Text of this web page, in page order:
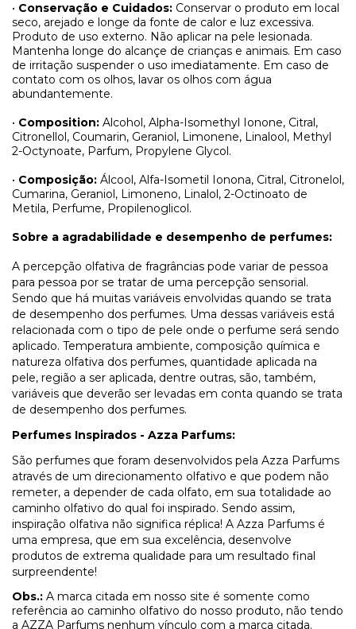
• Conservação e Cuidados: Conservar o produto em local
seco, arejado e longe da fonte de calor e luz excessiva.
Produto de uso externo. Não aplicar na pele lesionada.
Mantenha longe do alcançe de crianças e animais. Em caso
de irritação suspender o uso imediatamente. Em caso de
contato com os olhos, lavar os olhos com água
abundantemente.
• Composition: Alcohol, Alpha-Isomethyl Ionone, Citral,
Citronellol, Coumarin, Geraniol, Limonene, Linalool, Methyl
2-Octynoate, Parfum, Propylene Glycol.
• Composição: Álcool, Alfa-Isometil Ionona, Citral, Citronelol,
Cumarina, Geraniol, Limoneno, Linalol, 2-Octinoato de
Metila, Perfume, Propilenoglicol.
Sobre a agradabilidade e desempenho de perfumes:
A percepção olfativa de fragrâncias pode variar de pessoa
para pessoa por se tratar de uma percepção sensorial.
Sendo que há muitas variáveis envolvidas quando se trata
de desempenho dos perfumes. Uma dessas variáveis está
relacionada com o tipo de pele onde o perfume será sendo
aplicado. Temperatura ambiente, composição química e
natureza olfativa dos perfumes, quantidade aplicada na
pele, região a ser aplicada, dentre outras, são, também,
variáveis que deverão ser levadas em conta quando se trata
de desempenho dos perfumes.
Perfumes Inspirados - Azza Parfums:
São perfumes que foram desenvolvidos pela Azza Parfums
através de um direcionamento olfativo e que podem não
remeter, a depender de cada olfato, em sua totalidade ao
caminho olfativo do qual foi inspirado. Sendo assim,
inspiração olfativa não significa réplica! A Azza Parfums é
uma empresa, que em sua excelência, desenvolve
produtos de extrema qualidade para um resultado final
surpreendente!
Obs.: A marca citada em nosso site é somente como
referência ao caminho olfativo do nosso produto, não tendo
a AZZA Parfums nenhum vínculo com a marca citada.